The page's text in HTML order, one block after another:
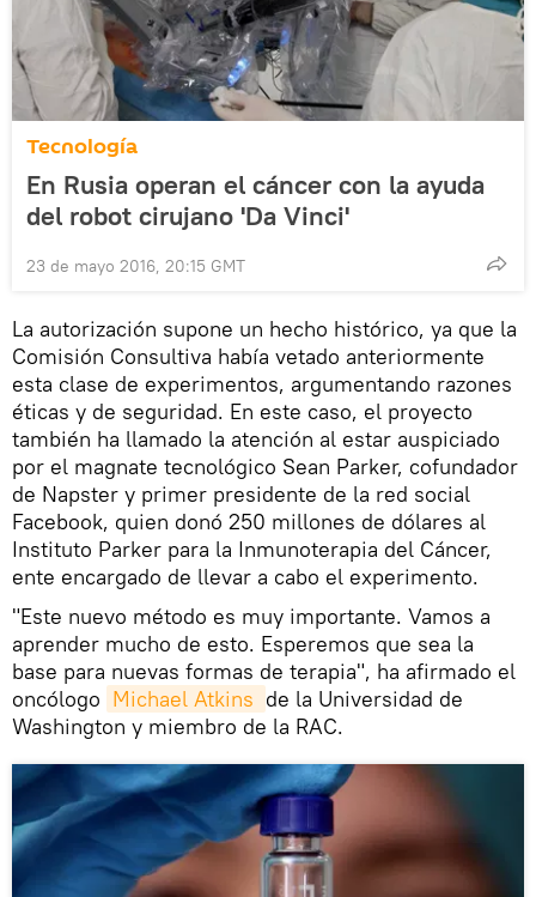
Tecnología
En Rusia operan el cáncer con la ayuda
del robot cirujano 'Da Vinci'
23 de mayo 2016, 20:15 GMT
La autorización supone un hecho histórico, ya que la
Comisión Consultiva había vetado anteriormente
esta clase de experimentos, argumentando razones
éticas y de seguridad. En este caso, el proyecto
también ha llamado la atención al estar auspiciado
por el magnate tecnológico Sean Parker, cofundador
de Napster y primer presidente de la red social
Facebook, quien donó 250 millones de dólares al
Instituto Parker para la Inmunoterapia del Cáncer,
ente encargado de llevar a cabo el experimento.
"Este nuevo método es muy importante. Vamos a
aprender mucho de esto. Esperemos que sea la
base para nuevas formas de terapia", ha afirmado el
oncólogo Michael Atkins de la Universidad de
Washington y miembro de la RAC.